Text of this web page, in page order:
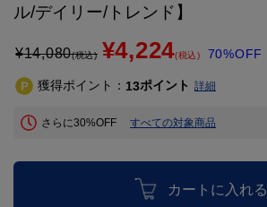
ル/デイリー/トレンド】
¥14,080(税込) ¥4,224(税込) 70%OFF
獲得ポイント： 13ポイント 詳細
さらに30%OFF すべての対象商品
カートに入れる